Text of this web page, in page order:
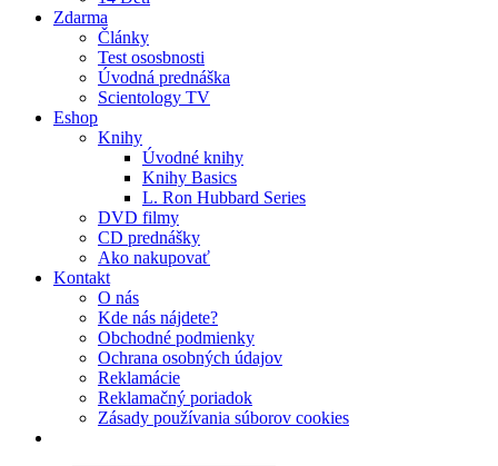
Zdarma
Články
Test ososbnosti
Úvodná prednáška
Scientology TV
Eshop
Knihy
Úvodné knihy
Knihy Basics
L. Ron Hubbard Series
DVD filmy
CD prednášky
Ako nakupovať
Kontakt
O nás
Kde nás nájdete?
Obchodné podmienky
Ochrana osobných údajov
Reklamácie
Reklamačný poriadok
Zásady používania súborov cookies